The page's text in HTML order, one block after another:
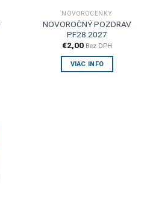
NOVOROČENKY
NOVOROČNÝ POZDRAV
PF28 2027
€2,00 Bez DPH
VIAC INFO